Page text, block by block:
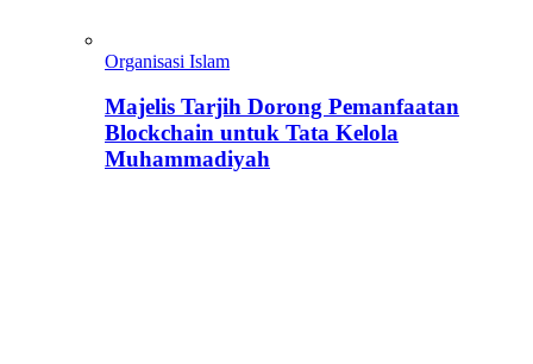
Organisasi Islam
Majelis Tarjih Dorong Pemanfaatan
Blockchain untuk Tata Kelola
Muhammadiyah